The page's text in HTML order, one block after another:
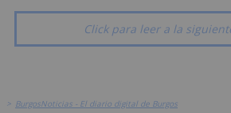
Click para leer a la
> BurgosNoticias - El diario digital de Burgos